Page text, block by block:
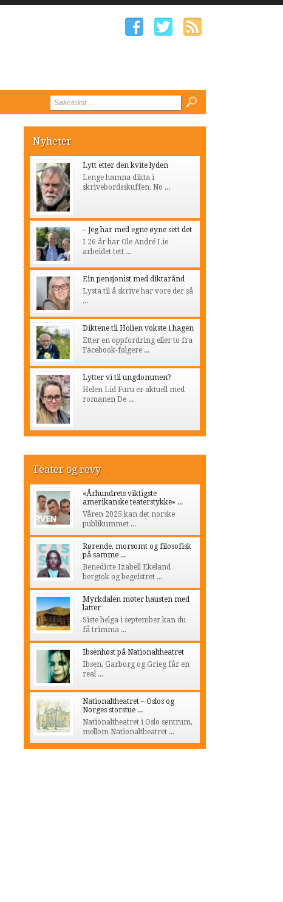
Nyheter
Lytt etter den kvite lyden
Lenge hamna dikta i
skrivebordsskuffen. No ...
– Jeg har med egne øyne sett det
I 26 år har Ole André Lie
arbeidet tett ...
Ein pensjonist med diktarånd
Lysta til å skrive har vore der så
...
Diktene til Holien vokste i hagen
Etter en oppfordring eller to fra
Facebook-følgere ...
Lytter vi til ungdommen?
Helen Lid Furu er aktuell med
romanen De ...
Teater og revy
«Århundrets viktigste
amerikanske teaterstykke» ...
Våren 2025 kan det norske
publikummet ...
Rørende, morsomt og filosofisk
på samme ...
Benedicte Izabell Ekeland
bergtok og begeistret ...
Myrkdalen møter hausten med
latter
Siste helga i september kan du
få trimma ...
Ibsenhøst på Nationaltheatret
Ibsen, Garborg og Grieg får en
real ...
Nationaltheatret – Oslos og
Norges storstue ...
Nationaltheatret i Oslo sentrum,
mellom Nationaltheatret ...